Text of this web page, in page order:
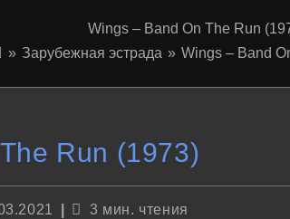
Wings – Band On The Run
» Зарубежная эстрада » Wings – Band
Run (1973)
Время
3 мин. чтения